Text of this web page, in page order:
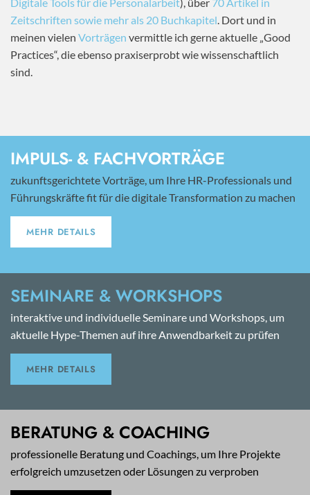
Zeitschriften sowie mehr als 20 Buchkapitel. Dort und in
meinen vielen Vorträgen vermittle ich gerne aktuelle „Good
Practices“, die ebenso praxiserprobt wie wissenschaftlich
sind.
IMPULS- & FACHVORTRÄGE
zukunftsgerichtete Vorträge, um Ihre HR-Professionals und
Führungskräfte fit für die digitale Transformation zu machen
MEHR DETAILS
SEMINARE & WORKSHOPS
interaktive und individuelle Seminare und Workshops, um
aktuelle Hype-Themen auf ihre Anwendbarkeit zu prüfen
MEHR DETAILS
BERATUNG & COACHING
professionelle Beratung und Coachings, um Ihre Projekte
erfolgreich umzusetzen oder Lösungen zu verproben